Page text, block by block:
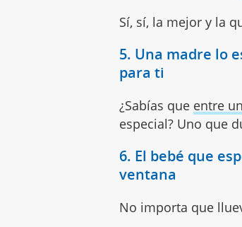
Sí, sí, la mejor y la
5. Una madre lo
para ti
¿Sabías que entre
especial? Uno que
6. El bebé que
ventana
No importa que